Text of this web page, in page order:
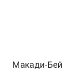
Макади-Бей